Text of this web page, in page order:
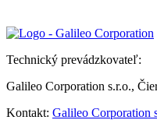
Technický prevádzkovateľ:
Galileo Corporation s.r.o.,
Kontakt: Galileo Corporation